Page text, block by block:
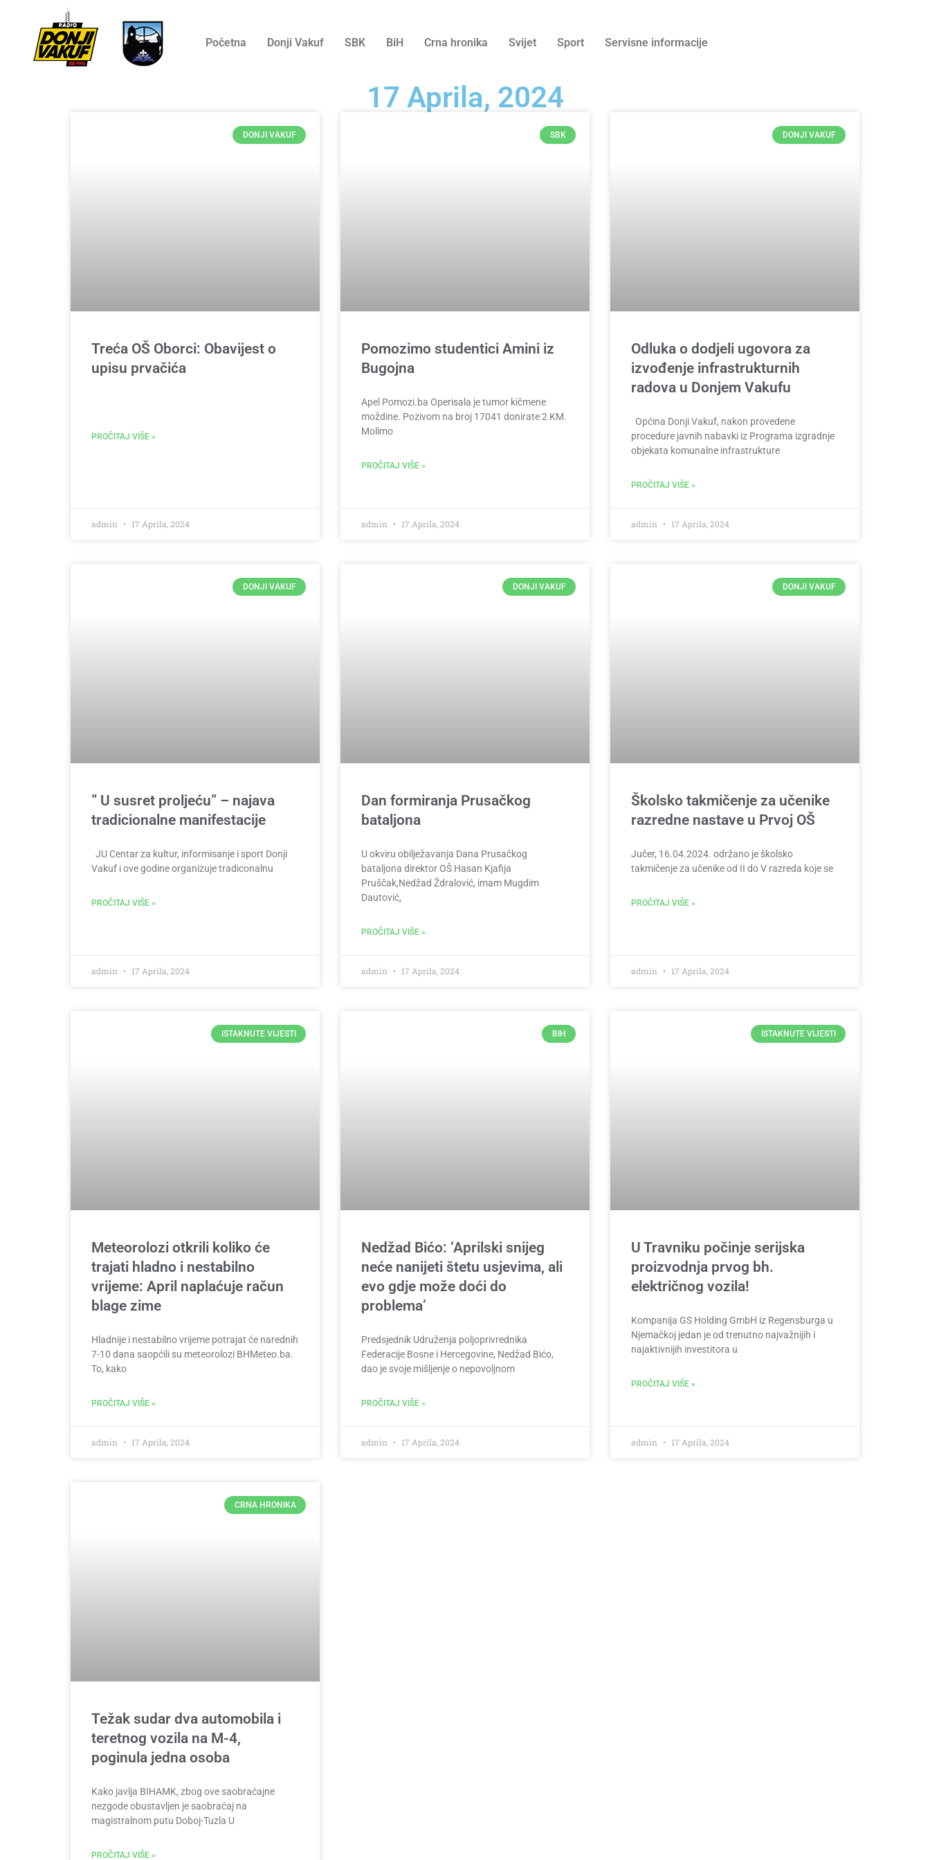
Početna Donji Vakuf SBK BiH Crna hronika Svijet Sport Servisne informacije
17 Aprila, 2024
DONJI VAKUF
Treća OŠ Oborci: Obavijest o
upisu prvačića
PROČITAJ VIŠE »
admin 17 Aprila, 2024
SBK
Pomozimo studentici Amini iz
Bugojna
Apel Pomozi.ba Operisala je tumor kičmene
moždine. Pozivom na broj 17041 donirate 2 KM.
Molimo
PROČITAJ VIŠE »
admin 17 Aprila, 2024
DONJI VAKUF
Odluka o dodjeli ugovora za
izvođenje infrastrukturnih
radova u Donjem Vakufu
Općina Donji Vakuf, nakon provedene
procedure javnih nabavki iz Programa izgradnje
objekata komunalne infrastrukture
PROČITAJ VIŠE »
admin 17 Aprila, 2024
DONJI VAKUF
” U susret proljeću” – najava
tradicionalne manifestacije
JU Centar za kultur, informisanje i sport Donji
Vakuf i ove godine organizuje tradiconalnu
PROČITAJ VIŠE »
admin 17 Aprila, 2024
DONJI VAKUF
Dan formiranja Prusačkog
bataljona
U okviru obilježavanja Dana Prusačkog
bataljona direktor OŠ Hasan Kjafija
Pruščak,Nedžad Ždralović, imam Mugdim
Dautović,
PROČITAJ VIŠE »
admin 17 Aprila, 2024
DONJI VAKUF
Školsko takmičenje za učenike
razredne nastave u Prvoj OŠ
Jučer, 16.04.2024. održano je školsko
takmičenje za učenike od II do V razreda koje se
PROČITAJ VIŠE »
admin 17 Aprila, 2024
ISTAKNUTE VIJESTI
Meteorolozi otkrili koliko će
trajati hladno i nestabilno
vrijeme: April naplaćuje račun
blage zime
Hladnije i nestabilno vrijeme potrajat će narednih
7-10 dana saopćili su meteorolozi BHMeteo.ba.
To, kako
PROČITAJ VIŠE »
admin 17 Aprila, 2024
BIH
Nedžad Bićo: ‘Aprilski snijeg
neće nanijeti štetu usjevima, ali
evo gdje može doći do
problema’
Predsjednik Udruženja poljoprivrednika
Federacije Bosne i Hercegovine, Nedžad Bićo,
dao je svoje mišljenje o nepovoljnom
PROČITAJ VIŠE »
admin 17 Aprila, 2024
ISTAKNUTE VIJESTI
U Travniku počinje serijska
proizvodnja prvog bh.
električnog vozila!
Kompanija GS Holding GmbH iz Regensburga u
Njemačkoj jedan je od trenutno najvažnijih i
najaktivnijih investitora u
PROČITAJ VIŠE »
admin 17 Aprila, 2024
CRNA HRONIKA
Težak sudar dva automobila i
teretnog vozila na M-4,
poginula jedna osoba
Kako javlja BIHAMK, zbog ove saobraćajne
nezgode obustavljen je saobraćaj na
magistralnom putu Doboj-Tuzla U
PROČITAJ VIŠE »